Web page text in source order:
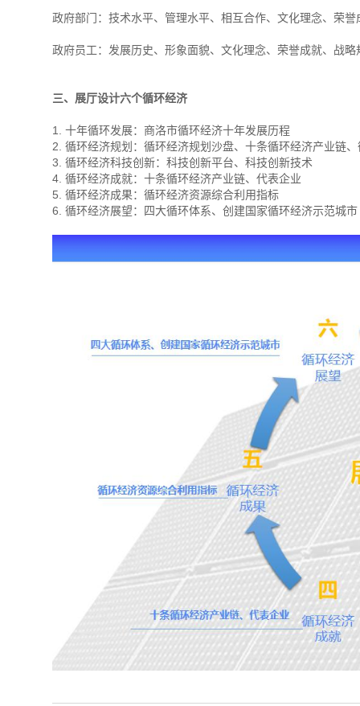
政府部门：技术水平、管理水平、相互合作、文化理念、荣誉
政府员工：发展历史、形象面貌、文化理念、荣誉成就、战略
三、展厅设计六个循环经济
1. 十年循环发展：商洛市循环经济十年发展历程
2. 循环经济规划：循环经济规划沙盘、十条循环经济产业链
3. 循环经济科技创新：科技创新平台、科技创新技术
4. 循环经济成就：十条循环经济产业链、代表企业
5. 循环经济成果：循环经济资源综合利用指标
6. 循环经济展望：四大循环体系、创建国家循环经济示范城市